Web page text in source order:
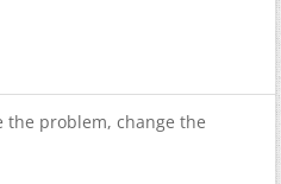
the problem, change the